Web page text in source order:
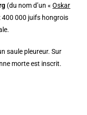
(du nom d’un «Oskar
400 000 juifs hongrois
saule pleureur. Sur
morte est inscrit.